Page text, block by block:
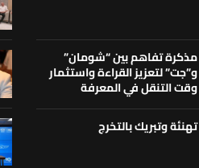
مذكرة تفاهم بين “شومان”
و”جت” لتعزيز القراءة واستثمار
وقت التنقل في المعرفة
تهنئة وتبريك بالتخرج